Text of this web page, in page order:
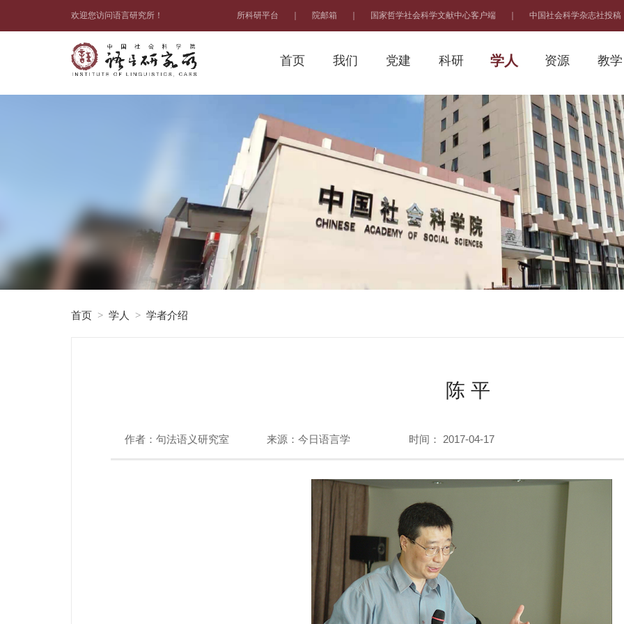
欢迎您访问语言研究所！ 所科研平台 院邮箱 国家哲学社会科学文献中心客户端 中国社会科学杂志社投稿
首页 我们 党建 科研 学人 资源 教学
首页 > 学人 > 学者介绍
陈 平
作者：句法语义研究室 来源：今日语言学 时间： 2017-04-17